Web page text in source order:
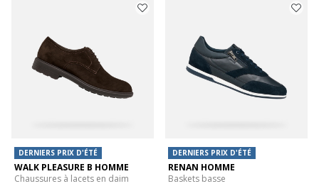
DERNIERS PRIX D'ÉTÉ
WALK PLEASURE B HOMME
Chaussures à lacets en daim
DERNIERS PRIX D'ÉTÉ
RENAN HOMME
Baskets basse